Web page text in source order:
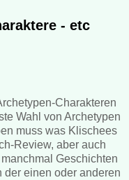
- etc
Charakteren
Wahl von Archetypen
muss was Klischees
Review, aber auch
Geschichten
der einen oder anderen